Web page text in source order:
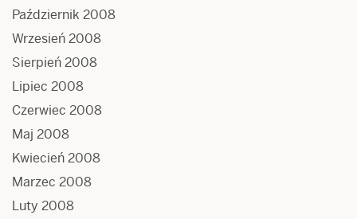
Październik 2008
Wrzesień 2008
Sierpień 2008
Lipiec 2008
Czerwiec 2008
Maj 2008
Kwiecień 2008
Marzec 2008
Luty 2008